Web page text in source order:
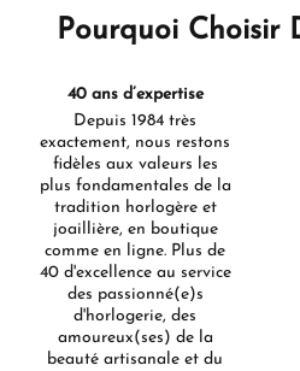
Pourquoi Choisir
40 ans d’expertise
Depuis 1984 très
exactement, nous restons
fidèles aux valeurs les
plus fondamentales de la
tradition horlogère et
joaillière, en boutique
comme en ligne. Plus de
40 d'excellence au service
des passionné(e)s
d'horlogerie, des
amoureux(ses) de la
beauté artisanale et du